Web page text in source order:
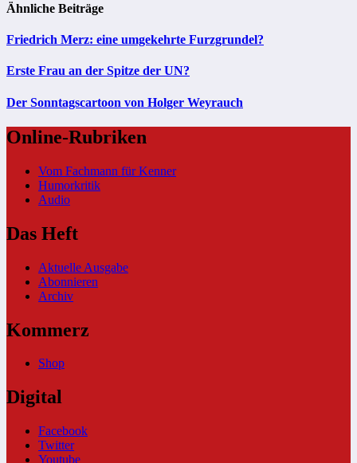
Ähnliche Beiträge
Friedrich Merz: eine umgekehrte Furzgrundel?
Erste Frau an der Spitze der UN?
Der Sonntagscartoon von Holger Weyrauch
Online-Rubriken
Vom Fachmann für Kenner
Humorkritik
Audio
Das Heft
Aktuelle Ausgabe
Abonnieren
Archiv
Kommerz
Shop
Digital
Facebook
Twitter
Youtube